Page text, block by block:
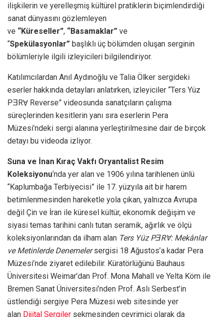
ilişkilerin ve yerelleşmiş kültürel pratiklerin biçimlendirdiği
sanat dünyasını gözlemleyen
ve “Küreseller”, “Basamaklar” ve
“Spekülasyonlar” başlıklı üç bölümden oluşan serginin
bölümleriyle ilgili izleyicileri bilgilendiriyor.
Katılımcılardan Anıl Aydınoğlu ve Talia Ölker sergideki
eserler hakkında detayları anlatırken, izleyiciler “Ters Yüz
PƎRⱯ Reverse” videosunda sanatçıların çalışma
süreçlerinden kesitlerin yanı sıra eserlerin Pera
Müzesi’ndeki sergi alanına yerleştirilmesine dair de birçok
detayı bu videoda izliyor.
Suna ve İnan Kıraç Vakfı Oryantalist Resim
Koleksiyonu‘nda yer alan ve 1906 yılına tarihlenen ünlü
“Kaplumbağa Terbiyecisi” ile 17. yüzyıla ait bir harem
betimlenmesinden hareketle yola çıkan, yalnızca Avrupa
değil Çin ve İran ile küresel kültür, ekonomik değişim ve
siyasi temas tarihini canlı tutan seramik, ağırlık ve ölçü
koleksiyonlarından da ilham alan Ters Yüz PƎRⱯ: Mekânlar
ve Metinlerde Denemelersergisi 18 Ağustos’a kadar Pera
Müzesi’nde ziyaret edilebilir. Küratörlüğünü Bauhaus
Üniversitesi Weimar’dan Prof. Mona Mahall ve Yelta Köm ile
Bremen Sanat Üniversitesi’nden Prof. Aslı Serbest’in
üstlendiği sergiye Pera Müzesi web sitesinde yer
alan Dijital Sergiler sekmesinden çevrimiçi olarak da